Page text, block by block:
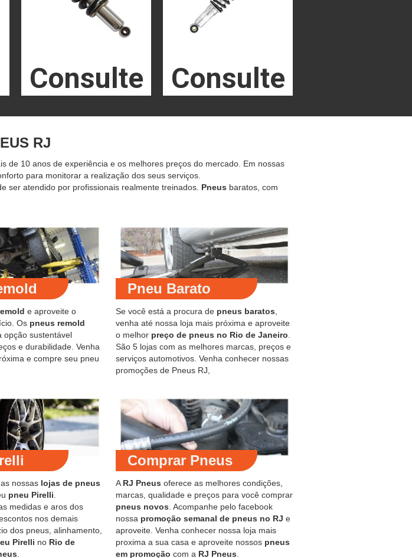
Consulte Consulte
RJ
de 10 anos de experiência e os melhores preços do mercado. Em nossas
para monitorar a realização dos seus serviços.
ser atendido por profissionais realmente treinados. Pneus baratos, com
e aproveite o
Os pneus remold
opção sustentável
e durabilidade. Venha
e compre seu pneu
Pneu Barato
Se você está a procura de pneus baratos,
venha até nossa loja mais próxima e aproveite
o melhor preço de pneus no Rio de Janeiro.
São 5 lojas com as melhores marcas, preços e
serviços automotivos. Venha conhecer nossas
promoções de Pneus RJ,
nossas lojas de pneus
pneu Pirelli
medidas e aros dos
nos demais
dos pneus, alinhamento,
Pirelli no Rio de
Comprar Pneus
A RJ Pneus oferece as melhores condições,
marcas, qualidade e preços para você comprar
pneus novos . Acompanhe pelo facebook
nossa promoção semanal de pneus no RJ e
aproveite. Venha conhecer nossa loja mais
proxima a sua casa e aproveite nossos pneus
em promoção com a RJ Pneus